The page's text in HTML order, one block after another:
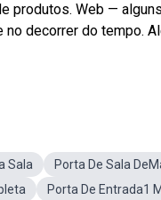
produtos. Web —
decorrer do tempo.
Sala
Porta De Sala
Porta De Entrada1